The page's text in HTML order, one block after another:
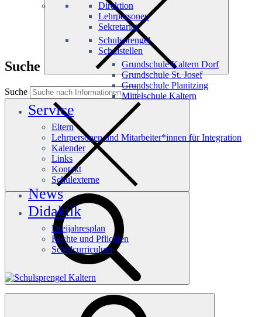
Direktion
Lehrpersonen
Sekretariat
Schulsprengel
Schulstellen
Grundschule Kaltern Dorf
Grundschule St. Josef
Grundschule Planitzing
Mittelschule Kaltern
Service
Eltern
Lehrpersonen und Mitarbeiter*innen für Integration
Kalender
Links
Kontakt
Schulexterne
News
Didaktik
Dreijahresplan
Rechte und Pflichten
Schulcurriculum
Suche
Suche
Häufige Suchanfragen